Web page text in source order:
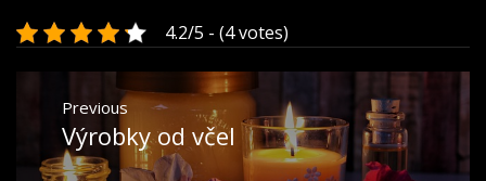
4.2/5 - (4 votes)
Navigace
příspěvek
Previous
Previous
post:
Výrobky od včel